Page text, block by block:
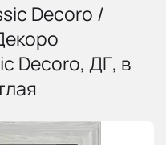
Decoro /
Decoro, ДГ, в